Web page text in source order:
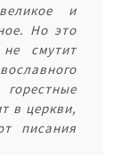
и
Но это
смутит
в церкви,
писания